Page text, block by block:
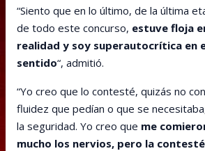
“Siento que en lo último, de la última
de todo este concurso, estuve floja
realidad y soy superautocrítica en
sentido“, admitió.
“Yo creo que lo contesté, quizás no
fluidez que pedían o que se
la seguridad. Yo creo que me
mucho los nervios, pero la